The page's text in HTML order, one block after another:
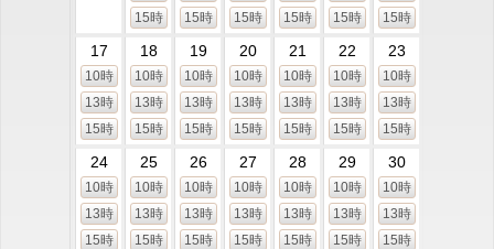
15時
15時
15時
15時
15時
15時
17
10時
13時
15時
18
10時
13時
15時
19
10時
13時
15時
20
10時
13時
15時
21
10時
13時
15時
22
10時
13時
15時
23
10時
13時
15時
24
10時
13時
15時
25
10時
13時
15時
26
10時
13時
15時
27
10時
13時
15時
28
10時
13時
15時
29
10時
13時
15時
30
10時
13時
15時